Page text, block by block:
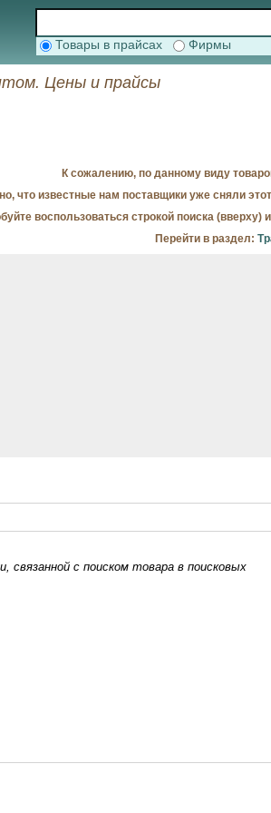
Товары в прайсах Фирмы
Цены и прайсы
К сожалению, по данному виду
что известные нам поставщики уже сняли
воспользоваться строкой поиска
Перейти в раздел:
с поиском товара в поисковых